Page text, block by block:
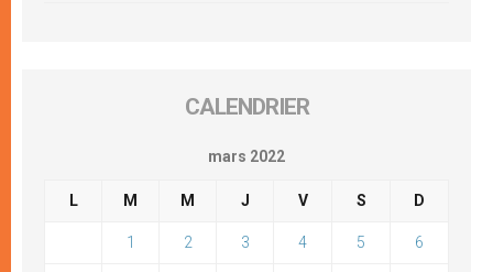
CALENDRIER
mars 2022
L M M J V S D
1 2 3 4 5 6